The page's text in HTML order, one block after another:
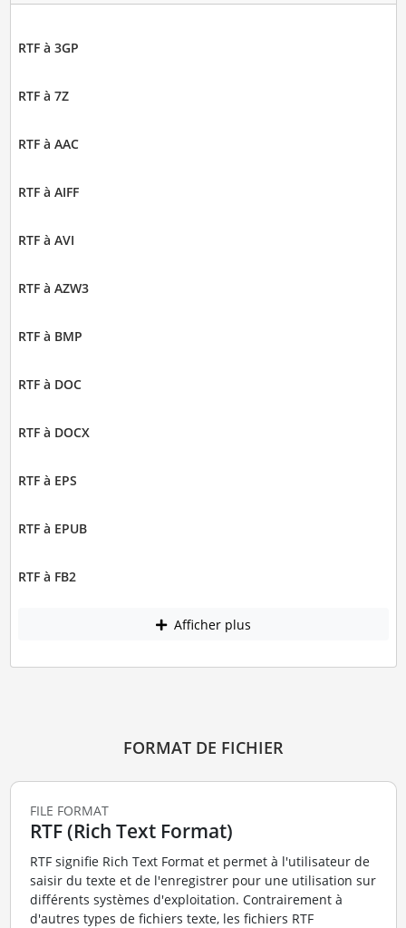
RTF à 3GP
RTF à 7Z
RTF à AAC
RTF à AIFF
RTF à AVI
RTF à AZW3
RTF à BMP
RTF à DOC
RTF à DOCX
RTF à EPS
RTF à EPUB
RTF à FB2
Afficher plus
FORMAT DE FICHIER
FILE FORMAT
RTF (Rich Text Format)
RTF signifie Rich Text Format et permet à l'utilisateur de
saisir du texte et de l'enregistrer pour une utilisation sur
différents systèmes d'exploitation. Contrairement à
d'autres types de fichiers texte, les fichiers RTF